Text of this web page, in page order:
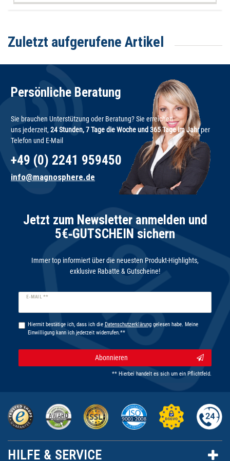
Zuletzt aufgerufene Artikel
Persönliche Beratung
Sie brauchen Unterstützung oder Beratung? Sie erreichen
uns jederzeit,24 Stunden, 7 Tage die Woche und 365 Tage im Jahrper
Telefon und E-Mail
+49 (0) 2241 959450
info@magnosphere.de
Jetzt zum Newsletter anmelden und
5€‑GUTSCHEIN sichern
Immer top informiert über die neuesten Produkt-Highlights,
exklusive Rabatte & Gutscheine!
E-MAIL **
Newsletter
Hiermit bestätige ich, dass ich die Daten­schutz­erklärunggelesen habe. Meine
Einwilligung kann ich jederzeit widerrufen.**
Abonnieren
** Hierbei handelt es sich um ein Pflichtfeld.
HILFE & SERVICE